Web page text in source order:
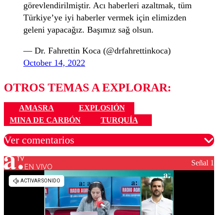
görevlendirilmiştir. Acı haberleri azaltmak, tüm
Türkiye’ye iyi haberler vermek için elimizden
geleni yapacağız. Başımız sağ olsun.
— Dr. Fahrettin Koca (@drfahrettinkoca)
October 14, 2022
OTROS TEMAS A EXPLORAR:
AMASRA
EXPLOSIÓN
MINA DE CARBÓN
TURQUÍA
Ver comentarios
Los comentarios son moderados para garantizar un
diálogo respetuoso.
EN VIVO Señal 1